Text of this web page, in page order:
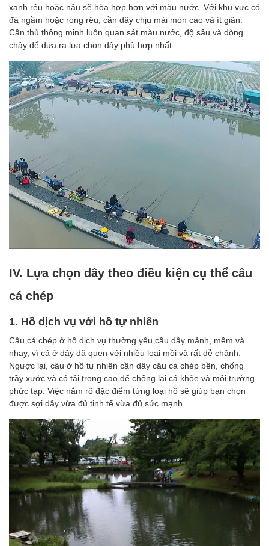
xanh rêu hoặc nâu sẽ hòa hợp hơn với màu nước. Với khu vực có
đá ngầm hoặc rong rêu, cần dây chịu mài mòn cao và ít giãn.
Cần thủ thông minh luôn quan sát màu nước, độ sâu và dòng
chảy để đưa ra lựa chọn dây phù hợp nhất.
IV. Lựa chọn dây theo điều kiện cụ thể câu
cá chép
1. Hồ dịch vụ với hồ tự nhiên
Câu cá chép ở hồ dịch vụ thường yêu cầu dây mảnh, mềm và
nhạy, vì cá ở đây đã quen với nhiều loại mồi và rất dễ chảnh.
Ngược lại, câu ở hồ tự nhiên cần dây câu cá chép bền, chống
trầy xước và có tải trọng cao để chống lại cá khỏe và môi trường
phức tạp. Việc nắm rõ đặc điểm từng loại hồ sẽ giúp bạn chọn
được sợi dây vừa đủ tinh tế vừa đủ sức mạnh.